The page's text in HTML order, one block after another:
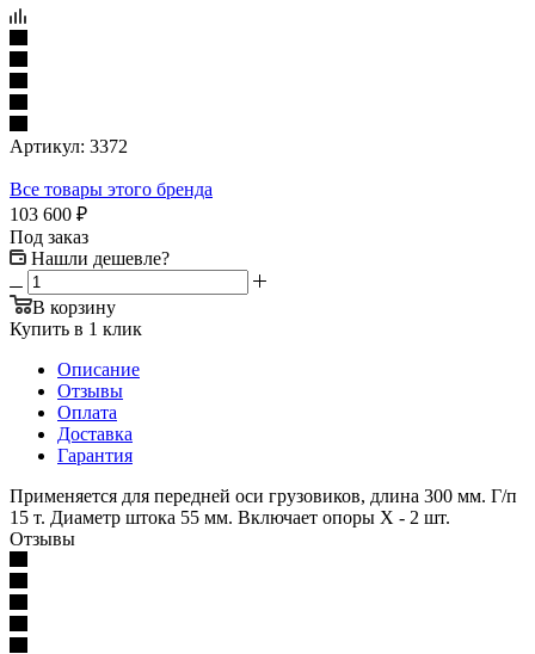
Артикул: 3372
Все товары этого бренда
103 600 ₽
Под заказ
Нашли дешевле?
В корзину
Купить в 1 клик
Описание
Отзывы
Оплата
Доставка
Гарантия
Применяется для передней оси грузовиков, длина 300 мм. Г/п
15 т. Диаметр штока 55 мм. Включает опоры X - 2 шт.
Отзывы